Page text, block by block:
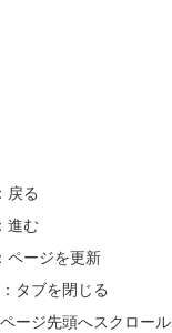
戻る
進む
ページを更新
タブを閉じる
ージ先頭へスクロール